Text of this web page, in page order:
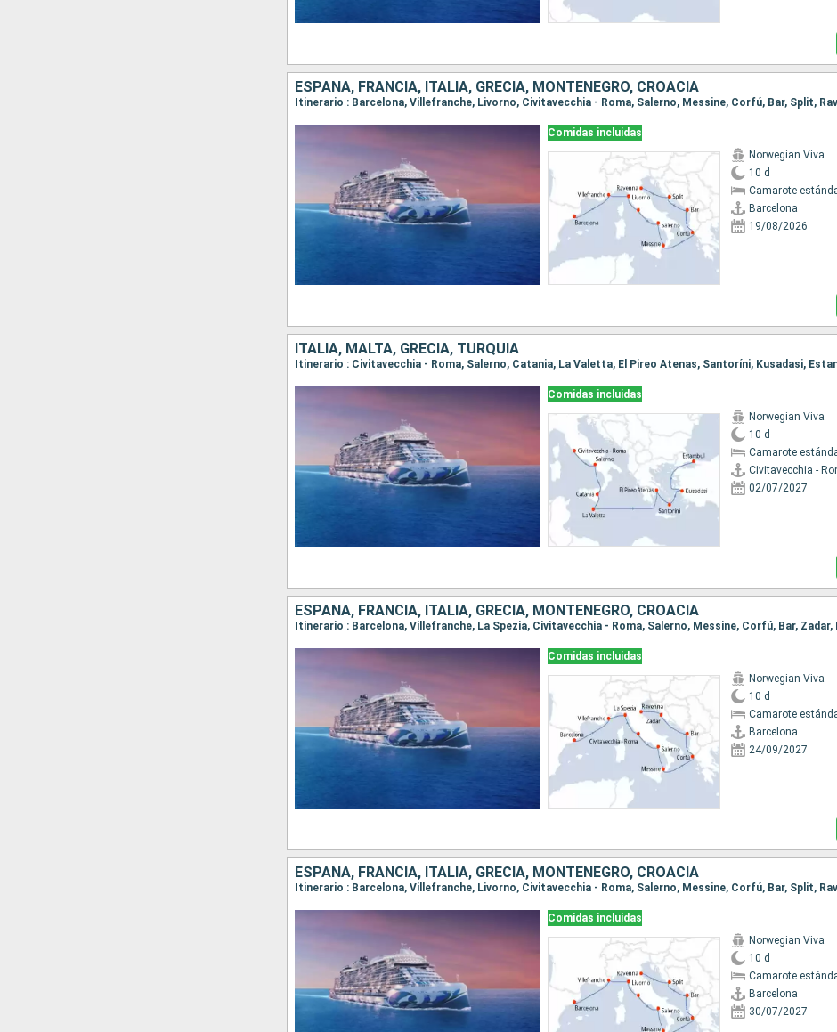
ESPAÑA, FRANCIA, ITALIA, GRECIA, MONTENEGRO, CROACIA
Itinerario : Barcelona, Villefranche, Livorno, Civitavecchia - Roma, Salerno, Messine, Corfú, Bar, Split,
Comidas incluidas
Norwegian Viva
10 d
Camarote
Barcelona
19/08/2026
ITALIA, MALTA, GRECIA, TURQUÍA
Itinerario : Civitavecchia - Roma, Salerno, Catania, La Valetta, El Pireo Atenas, Santoríni, Kusadasi,
Comidas incluidas
Norwegian Viva
10 d
Camarote
Civitavecchia -
02/07/2027
ESPAÑA, FRANCIA, ITALIA, GRECIA, MONTENEGRO, CROACIA
Comidas incluidas
Norwegian Viva
10 d
Camarote
Barcelona
24/09/2027
ESPAÑA, FRANCIA, ITALIA, GRECIA, MONTENEGRO, CROACIA
Itinerario : Barcelona, Villefranche, Livorno, Civitavecchia - Roma, Salerno, Messine, Corfú, Bar, Split,
Comidas incluidas
Norwegian Viva
10 d
Camarote
Barcelona
30/07/2027